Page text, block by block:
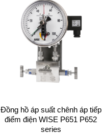
Đồng hồ áp suất chênh áp tiếp
điểm điện WISE P651 P652
series